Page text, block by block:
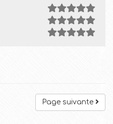
Page suivante